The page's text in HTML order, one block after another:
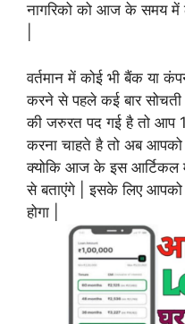
नागरिको को आज के समय में
वर्तमान में कोई भी बैंक या
करने से पहले कई बार
की जरुरत पद गई है तो आप
करना चाहते है तो अब
क्योकि आज के इस आर्टिकल में
से बताएंगे | इसके लिए
होगा |